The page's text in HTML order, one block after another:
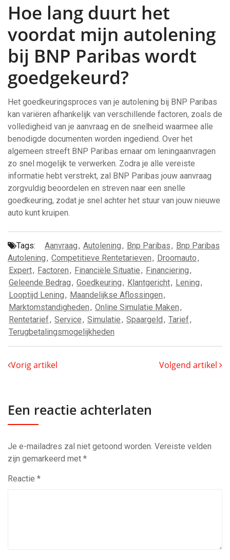
Hoe lang duurt het
voordat mijn autolening
bij BNP Paribas wordt
goedgekeurd?
Het goedkeuringsproces van je autolening bij BNP Paribas
kan variëren afhankelijk van verschillende factoren, zoals de
volledigheid van je aanvraag en de snelheid waarmee alle
benodigde documenten worden ingediend. Over het
algemeen streeft BNP Paribas ernaar om leningaanvragen
zo snel mogelijk te verwerken. Zodra je alle vereiste
informatie hebt verstrekt, zal BNP Paribas jouw aanvraag
zorgvuldig beoordelen en streven naar een snelle
goedkeuring, zodat je snel achter het stuur van jouw nieuwe
auto kunt kruipen.
Tags: Aanvraag, Autolening, Bnp Paribas, Bnp Paribas
Autolening, Competitieve Rentetarieven, Droomauto,
Expert, Factoren, Financiële Situatie, Financiering,
Geleende Bedrag, Goedkeuring, Klantgericht, Lening,
Looptijd Lening, Maandelijkse Aflossingen,
Marktomstandigheden, Online Simulatie Maken,
Rentetarief, Service, Simulatie, Spaargeld, Tarief,
Terugbetalingsmogelijkheden
Vorig artikel Volgend artikel
Een reactie achterlaten
Je e-mailadres zal niet getoond worden. Vereiste velden
zijn gemarkeerd met *
Reactie *